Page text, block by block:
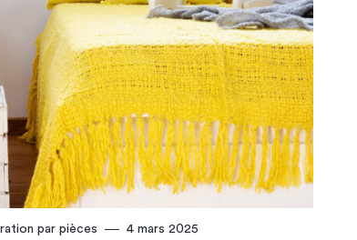
par pièces 4 mars 2025